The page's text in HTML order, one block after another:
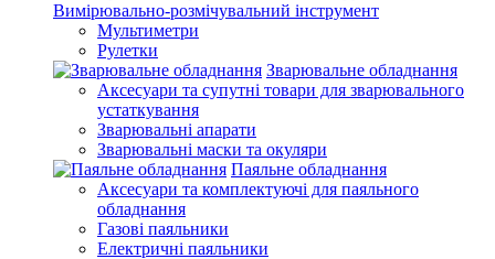
Вимірювально-розмічувальний інструмент
Мультиметри
Рулетки
Зварювальне обладнання
Аксесуари та супутні товари для зварювального
устаткування
Зварювальні апарати
Зварювальні маски та окуляри
Паяльне обладнання
Аксесуари та комплектуючі для паяльного
обладнання
Газові паяльники
Електричні паяльники